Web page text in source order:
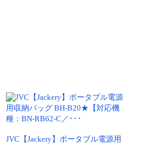
JVC【Jackery】ポータブル電源用